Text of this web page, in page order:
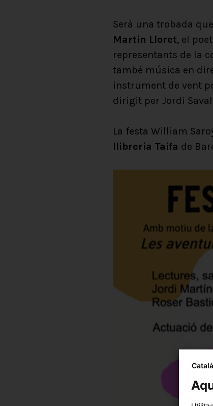
Serà una trobada
Martin Lloret, el
representants de la
també música en
instrument de vent
dirigit per Jordi
La festa William
llibreria Taifa de